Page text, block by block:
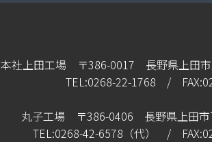
本社上田工場 〒386-0017 長野県上田市
TEL:0268-22-1768 /
丸子工場 〒386-0406 長野県上田市
TEL:0268-42-6578（代） /